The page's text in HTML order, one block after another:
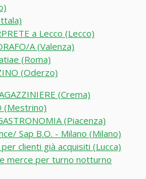
a Lecco (Lecco)
A (Valenza)
(Roma)
(Oderzo)
(Crema)
(Mestrino)
(Piacenza)
Sap B.O. - Milano (Milano)
clienti già acquisiti (Lucca)
merce per turno notturno